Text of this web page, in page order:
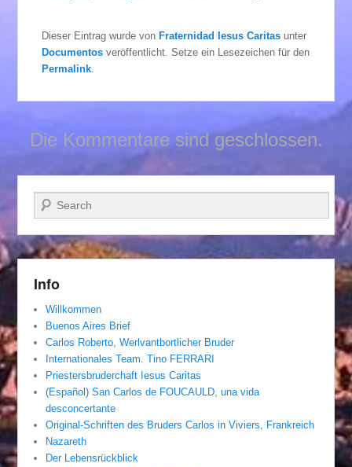
Dieser Eintrag wurde vonFraternidad Iesus Caritas unter
Documentos veröffentlicht. Setze ein Lesezeichen für den
Permalink
Die Kommentare sind geschlossen.
Suchen
Info
Willkommen
Buenos Aires Brief
Carlos Roberto, Werlvantbortlicher Bruder
Internationales Team. Tino FERRARI
Priestersbruderchaft Iesus Caritas
(Español) San Carlos de FOUCAULD, una vida
desconcertante
Original-Schriften des Bruders Carlos in Viviers, Frankreich
Nazareth
Der Lebensrückblick